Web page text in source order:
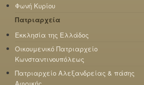
Φωνή Κυρίου
Πατριαρχεία
Εκκλησία της Ελλάδος
Οικουμενικό Πατριαρχείο
Κωνσταντινουπόλεως
Πατριαρχείο Αλεξανδρείας & πάσης